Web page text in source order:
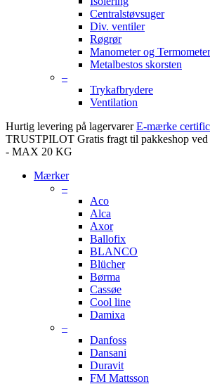
Centralstøvsuger
Div. ventiler
Røgrør
Manometer og Termometer
Metalbestos skorsten
–
Trykafbrydere
Ventilation
Hurtig levering på lagervarer E-mærke
TRUSTPILOT Gratis fragt til pakkeshop
- MAX 20 KG
Mærker
–
Aco
Alca
Axor
Ballofix
BLANCO
Blücher
Børma
Cassøe
Cool line
Damixa
–
Danfoss
Dansani
Duravit
FM Mattsson